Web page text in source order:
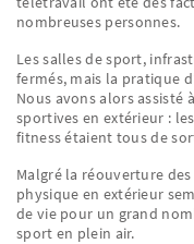
nombreuses personnes.
Les salles de sport,
fermés, mais la pratique
Nous avons alors
sportives en extérieur :
fitness étaient tous de
Malgré la réouverture
physique en extérieur
de vie pour un grand
sport en plein air.